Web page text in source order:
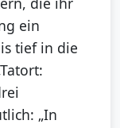
ein
tief in die
„In